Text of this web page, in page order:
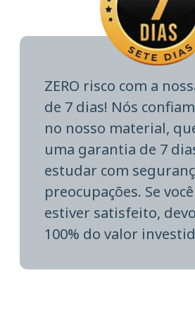
ZERO risco com a
de 7 dias! Nós
no nosso material,
uma garantia de 7
estudar com
preocupações. Se
estiver satisfeito,
100% do valor